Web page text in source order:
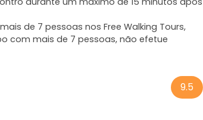
de 7 pessoas nos Free Walking Tours,
com mais de 7 pessoas, não efetue
9.5